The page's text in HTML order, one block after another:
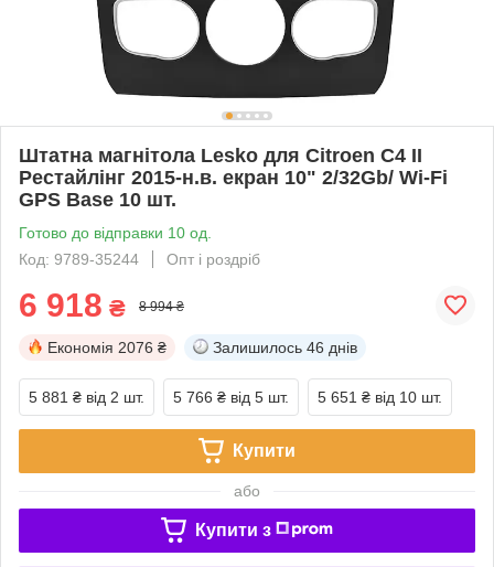
Штатна магнітола Lesko для Citroen C4 II
Рестайлінг 2015-н.в. екран 10" 2/32Gb/ Wi-Fi
GPS Base 10 шт.
Готово до відправки 10 од.
Код: 9789-35244
Опт і роздріб
6 918 ₴ 8 994 ₴
Економія 2076 ₴ Залишилось 46 днів
5 881 ₴ від 2 шт. 5 766 ₴ від 5 шт. 5 651 ₴ від 10 шт.
Купити
або
Купити з